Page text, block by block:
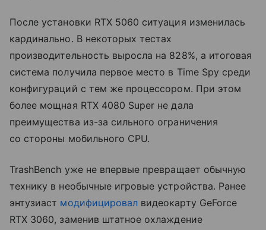
После установки RTX 5060 ситуация изменилась
кардинально. В некоторых тестах
производительность выросла на 828%, а итоговая
система получила первое место в Time Spy среди
конфигураций с тем же процессором. При этом
более мощная RTX 4080 Super не дала
преимущества из-за сильного ограничения
со стороны мобильного CPU.
TrashBench уже не впервые превращает обычную
технику в необычные игровые устройства. Ранее
энтузиаст модифицировал видеокарту GeForce
RTX 3060, заменив штатное охлаждение